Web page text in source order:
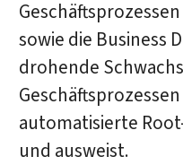
sowie die Business
drohende
automatisierte
und ausweist.